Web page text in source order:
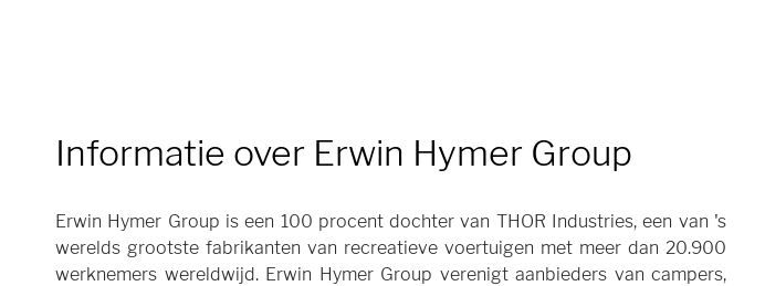
Informatie over Erwin Hymer Group
Erwin Hymer Group is een 100 procent dochter van THOR Industries, een van 's
werelds grootste fabrikanten van recreatieve voertuigen met meer dan 20.900
werknemers wereldwijd. Erwin Hymer Group verenigt aanbieders van campers,